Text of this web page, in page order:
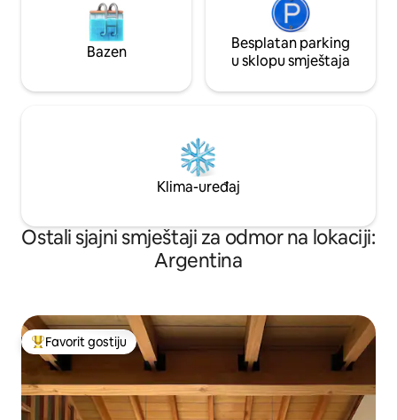
vam poželjeti dobrodošlicu u Bariloche!
Bazen
Besplatan parking
u sklopu smještaja
Klima-uređaj
Ostali sjajni smještaji za odmor na lokaciji:
Argentina
Glavni favorit gostiju
Favorit gostiju